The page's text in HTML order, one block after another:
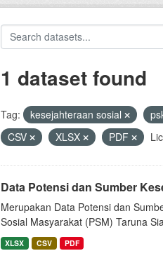
1 dataset found
Tag: kesejahteraan sosial
CSV
XLSX PDF
Data Potensi dan Sumber
Merupakan Data Potensi dan
Sosial Masyarakat (PSM) Taruna
XLSX CSV PDF